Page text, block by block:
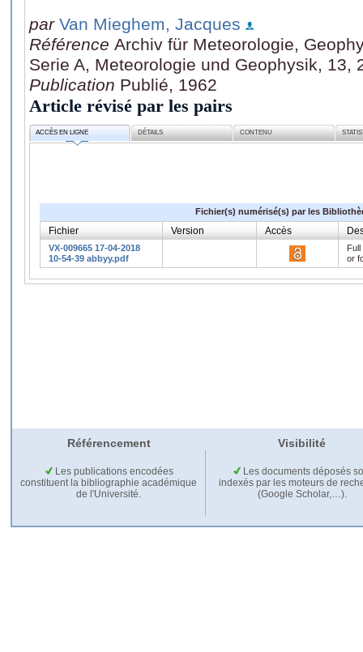
par Van Mieghem, Jacques
Référence Archiv für Meteorologie,
Serie A, Meteorologie und Geophysik, 13,
Publication Publié, 1962
Article révisé par les pairs
ACCÈS EN LIGNE DÉTAILS CONTENU
Fichier(s) numérisé(s) par les
Fichier Version Accès
VX-009665 17-04-2018
10-54-39 abbyy.pdf
or
Référencement Visibilité
Les publications encodées
constituent la bibliographie académique
de l'Université.
Les documents déposés
indexés par les moteurs de
(Google Scholar,…).